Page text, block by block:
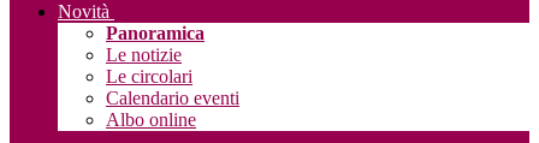
Novità
Panoramica
Le notizie
Le circolari
Calendario eventi
Albo online